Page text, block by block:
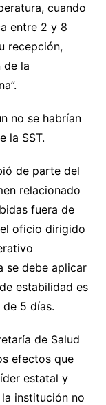
cuando
entre 2 y 8
recepción,
de la
no se habrían
la SST.
de parte del
relacionado
fuera de
oficio dirigido
se debe aplicar
estabilidad es
de 5 días.
de Salud
efectos que
estatal y
institución no